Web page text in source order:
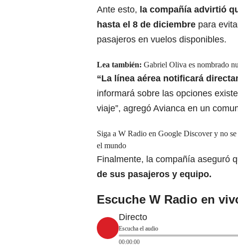
Ante esto, la compañía advirtió
hasta el 8 de diciembre para
pasajeros en vuelos disponibles.
Lea también: Gabriel Oliva es nombrado
“La línea aérea notificará
informará sobre las opciones
viaje”, agregó Avianca en un
Siga a W Radio en Google Discover y no
el mundo
Finalmente, la compañía aseguró
de sus pasajeros y equipo.
Escuche W Radio en
Directo
Escucha el audio
00:00:00